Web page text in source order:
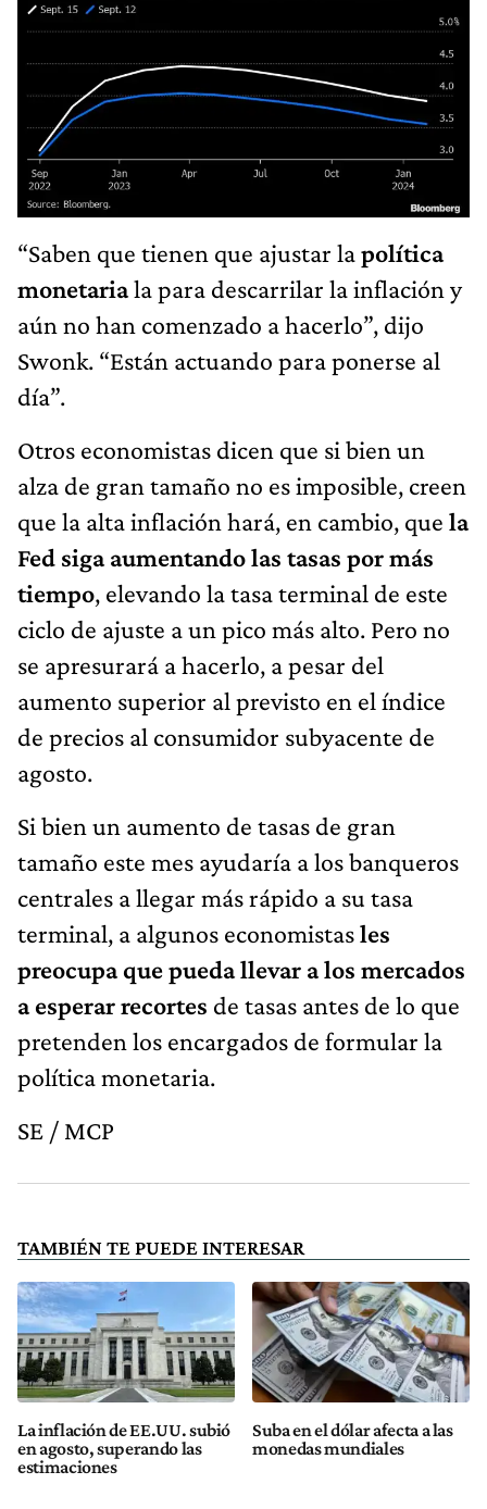
“Saben que tienen que ajustar lapolítica
monetariala para descarrilar la inflación y
aún no han comenzado a hacerlo”, dijo
Swonk. “Están actuando para ponerse al
día”.
Otros economistas dicen que si bien un
alza de gran tamaño no es imposible, creen
que la alta inflación hará, en cambio, que la
Fed siga aumentando las tasas por más
tiempo, elevando la tasa terminal de este
ciclo de ajuste a un pico más alto. Pero no
se apresurará a hacerlo, a pesar del
aumento superior al previsto en el índice
de precios al consumidor subyacente de
agosto.
Si bien un aumento de tasas de gran
tamaño este mes ayudaría a los banqueros
centrales a llegar más rápido a su tasa
terminal, a algunos economistasles
preocupa que pueda llevar a los mercados
a esperar recortes de tasas antes de lo que
pretenden los encargados de formular la
política monetaria.
SE / MCP
TAMBIÉN TE PUEDE INTERESAR
La inflación de EE.UU. subió
en agosto, superando las
estimaciones
Suba en el dólar afecta a las
monedas mundiales